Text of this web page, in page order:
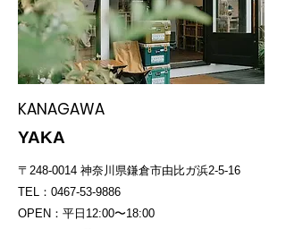
KANAGAWA
YAKA
〒248-0014 神奈川県鎌倉市由比ガ浜2-5-16
TEL：0467-53-9886
OPEN：平日12:00〜18:00